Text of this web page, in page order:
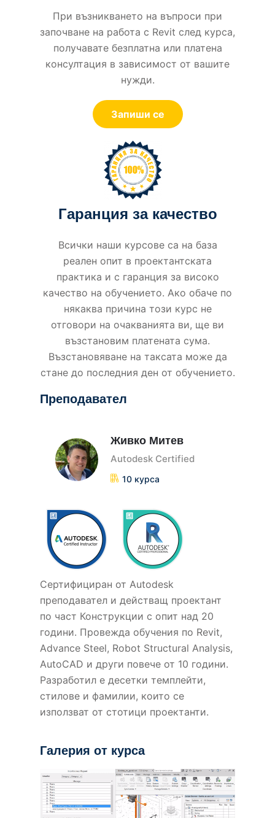
При възникването на въпроси при
започване на работа с Revit след курса,
получавате безплатна или платена
консултация в зависимост от вашите
нужди.
Запиши се
Гаранция за качество
Всички наши курсове са на база
реален опит в проектантската
практика и с гаранция за високо
качество на обучението. Ако обаче по
някаква причина този курс не
отговори на очакванията ви, ще ви
възстановим платената сума.
Възстановяване на таксата може да
стане до последния ден от обучението.
Преподавател
Живко Митев
Autodesk Certified
10 курса
Сертифициран от Autodesk
прeподавател и действащ проектант
по част Конструкции с опит над 20
години. Провежда обучения по Revit,
Advance Steel, Robot Structural Analysis,
AutoCAD и други повече от 10 години.
Разработил е десетки темплейти,
стилове и фамилии, които се
използват от стотици проектанти.
Галерия от курса